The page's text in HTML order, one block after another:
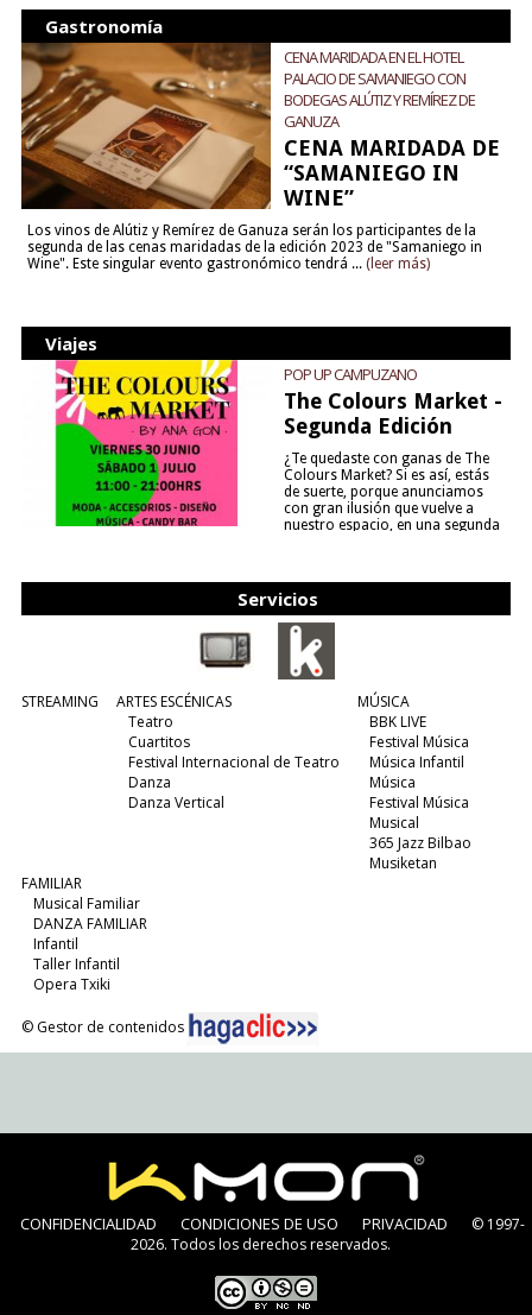
Gastronomía
CENA MARIDADA EN EL HOTEL
PALACIO DE SAMANIEGO CON
BODEGAS ALÚTIZ Y REMÍREZ DE
GANUZA
CENA MARIDADA DE
“SAMANIEGO IN
WINE”
Los vinos de Alútiz y Remírez de Ganuza serán los participantes de la
segunda de las cenas maridadas de la edición 2023 de "Samaniego in
Wine". Este singular evento gastronómico tendrá ... (leer más)
Viajes
POP UP CAMPUZANO
The Colours Market -
Segunda Edición
¿Te quedaste con ganas de The
Colours Market? Si es así, estás
de suerte, porque anunciamos
con gran ilusión que vuelve a
nuestro espacio, en una segunda
Servicios
STREAMING
ARTES ESCÉNICAS
Teatro
Cuartitos
Festival Internacional de Teatro
Danza
Danza Vertical
MÚSICA
BBK LIVE
Festival Música
Música Infantil
Música
Festival Música
Musical
365 Jazz Bilbao
Musiketan
FAMILIAR
Musical Familiar
DANZA FAMILIAR
Infantil
Taller Infantil
Opera Txiki
© Gestor de contenidos
CONFIDENCIALIDAD CONDICIONES DE USO PRIVACIDAD
© 1997-
2026. Todos los derechos reservados.